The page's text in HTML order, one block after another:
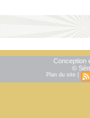
Conception
©
Plan du site